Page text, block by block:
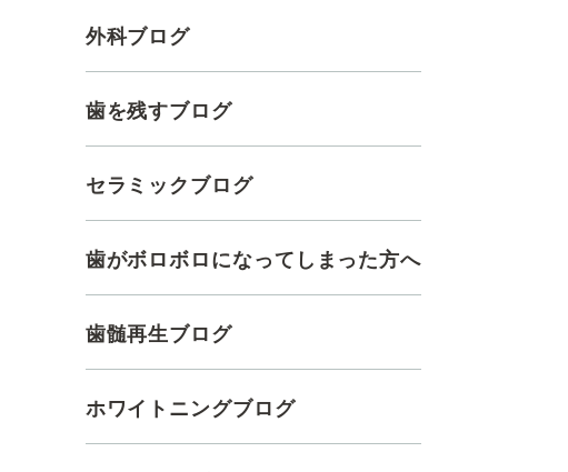
外科ブログ
歯を残すブログ
セラミックブログ
歯がボロボロになってしまった方へ
歯髄再生ブログ
ホワイトニングブログ